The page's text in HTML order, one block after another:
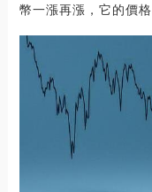
幣一漲再漲，它的價